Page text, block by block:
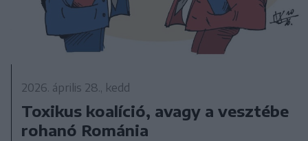
2026. április 28., kedd
Toxikus koalíció, avagy a vesztébe
rohanó Románia